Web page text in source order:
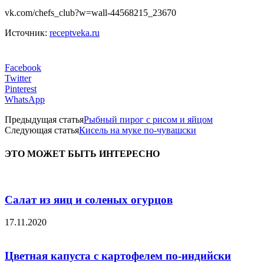
vk.com/chefs_club?w=wall-44568215_23670
Источник: receptveka.ru
Facebook
Twitter
Pinterest
WhatsApp
Предыдущая статьяРыбный пирог с рисом и яйцом
Следующая статьяКисель на муке по-чувашски
ЭТО МОЖЕТ БЫТЬ ИНТЕРЕСНО
Салат из яиц и соленых огурцов
17.11.2020
Цветная капуста с картофелем по-индийски